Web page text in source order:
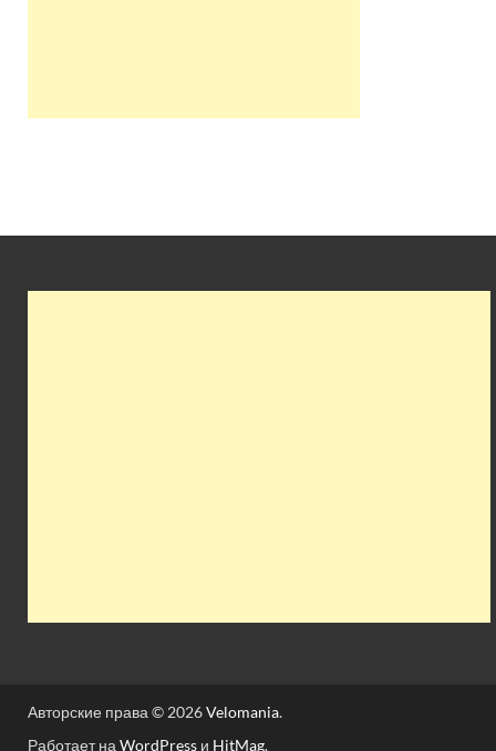
Авторские права © 2026Velomania.
Работает на WordPress и HitMag.